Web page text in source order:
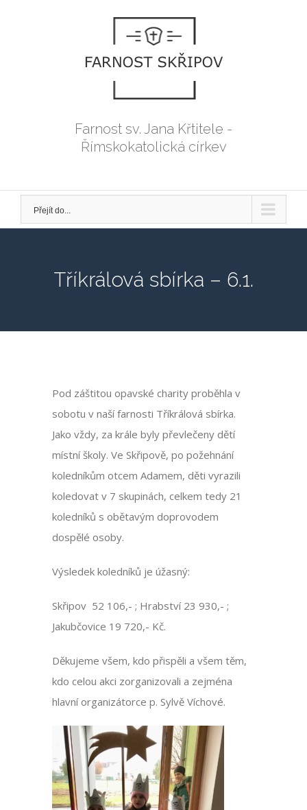
Farnost sv. Jana Křtitele -
Římskokatolická církev
Přejít do...
Tříkrálová sbírka – 6.1.
Pod záštitou opavské charity proběhla v
sobotu v naší farnosti Tříkrálová sbírka.
Jako vždy, za krále byly převlečeny dětí
místní školy. Ve Skřipově, po požehnání
koledníkům otcem Adamem, děti vyrazili
koledovat v 7 skupinách, celkem tedy 21
koledníků s obětavým doprovodem
dospělé osoby.
Výsledek koledníků je úžasný:
Skřipov 52 106,- ; Hrabství 23 930,- ;
Jakubčovice 19 720,- Kč.
Děkujeme všem, kdo přispěli a všem těm,
kdo celou akci zorganizovali a zejména
hlavní organizátorce p. Sylvě Víchové.